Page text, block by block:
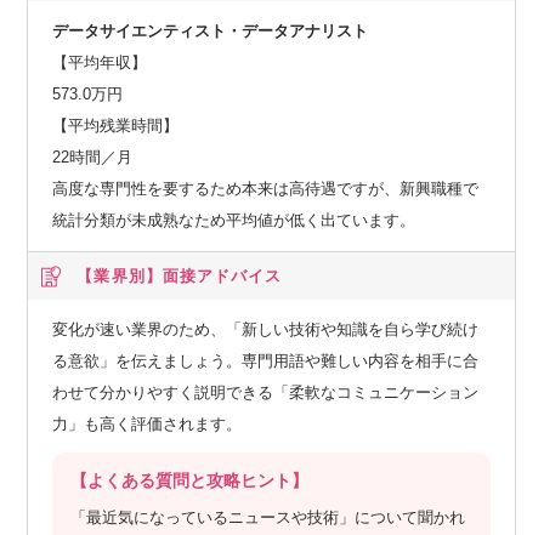
データサイエンティスト・データアナリスト
【平均年収】
573.0万円
【平均残業時間】
22時間／月
高度な専門性を要するため本来は高待遇ですが、新興職種で
統計分類が未成熟なため平均値が低く出ています。
【業界別】 面接アドバイス
変化が速い業界のため、「新しい技術や知識を自ら学び続け
る意欲」を伝えましょう。専門用語や難しい内容を相手に合
わせて分かりやすく説明できる「柔軟なコミュニケーション
力」も高く評価されます。
【よくある質問と攻略ヒント】
「最近気になっているニュースや技術」について聞かれ